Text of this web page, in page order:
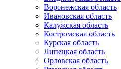
Воронежская область
Ивановская область
Калужская область
Костромская область
Курская область
Липецкая область
Орловская область